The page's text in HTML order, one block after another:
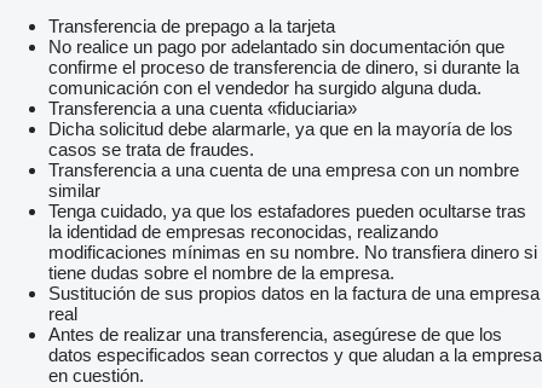
Transferencia de prepago a la tarjeta
No realice un pago por adelantado sin documentación que
confirme el proceso de transferencia de dinero, si durante la
comunicación con el vendedor ha surgido alguna duda.
Transferencia a una cuenta «fiduciaria»
Dicha solicitud debe alarmarle, ya que en la mayoría de los
casos se trata de fraudes.
Transferencia a una cuenta de una empresa con un nombre
similar
Tenga cuidado, ya que los estafadores pueden ocultarse tras
la identidad de empresas reconocidas, realizando
modificaciones mínimas en su nombre. No transfiera dinero si
tiene dudas sobre el nombre de la empresa.
Sustitución de sus propios datos en la factura de una empresa
real
Antes de realizar una transferencia, asegúrese de que los
datos especificados sean correctos y que aludan a la empresa
en cuestión.